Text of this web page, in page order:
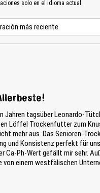
solo en el idioma actual.
de 5 de 5 estrellas
Jahren tagsüber Leonardo-
Löffel Trockenfutter zum
mehr aus. Das Senioren-
und Konsistenz perfekt für
Ca-Ph-Wert gefällt mir sehr.
von einem westfälischen